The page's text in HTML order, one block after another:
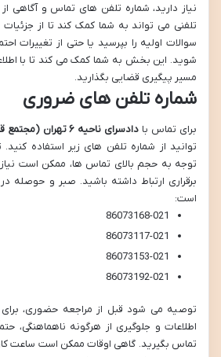
نیاز دارید، شماره تلفن های تماس و آگاهی
تلفنی می تواند به شما کمک کند تا از
سوالات اولیه را بپرسید یا حتی از تغییرات
شوید. این بخش به شما کمک می کند تا با
مسیر پیگیری قضایی بگذارید.
شماره تلفن های ضروری
برای تماس با دادسرای ناحیه ۶ تهران (مجتمع قضایی شهید قدوسی)
توانید از شماره تلفن های زیر استفاده
توجه به حجم بالای تماس ها، ممکن است
برقراری ارتباط داشته باشید. صبر و حوصله
است:
86073168-021
86073117-021
86073153-021
86073192-021
توصیه می شود قبل از مراجعه حضوری، برای
اطلاعات و جلوگیری از هرگونه ناهماهنگی،
تماس بگیرید. گاهی اوقات ممکن است ساعت